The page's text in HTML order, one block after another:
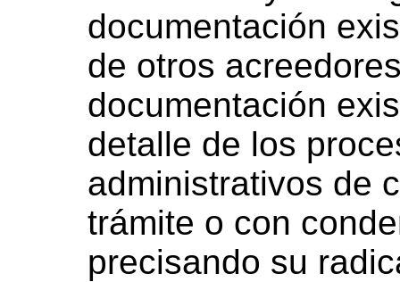
documentación
de otros
documentación
detalle de los
administrativos de
trámite o con
precisando su